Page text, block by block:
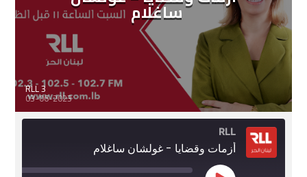
ساغلام
RLL 3
03-06-2023
RLL
أزمات وقضايا - غولشان ساغلام